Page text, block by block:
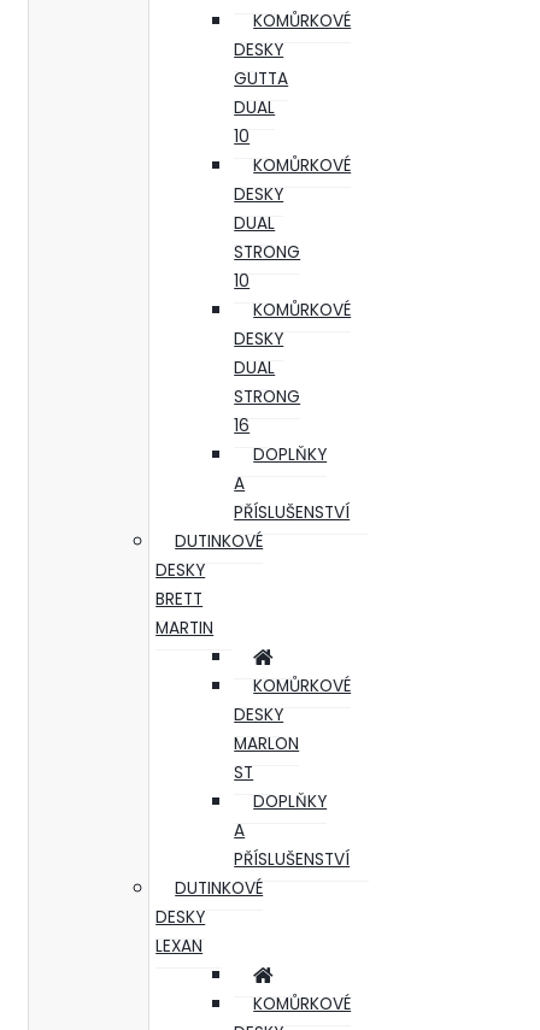
KOMŮRKOVÉ
DESKY
GUTTA
DUAL
10
KOMŮRKOVÉ
DESKY
DUAL
STRONG
10
KOMŮRKOVÉ
DESKY
DUAL
STRONG
16
DOPLŇKY
A
PŘÍSLUŠENSTVÍ
DUTINKOVÉ
DESKY
BRETT
MARTIN
KOMŮRKOVÉ
DESKY
MARLON
ST
DOPLŇKY
A
PŘÍSLUŠENSTVÍ
DUTINKOVÉ
DESKY
LEXAN
KOMŮRKOVÉ